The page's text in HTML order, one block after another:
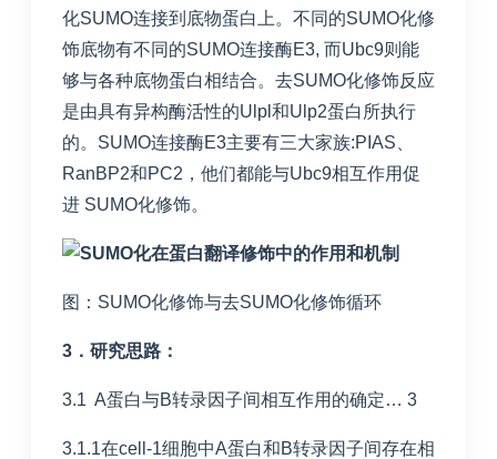
化SUMO连接到底物蛋白上。不同的SUMO化修
饰底物有不同的SUMO连接酶E3, 而Ubc9则能
够与各种底物蛋白相结合。去SUMO化修饰反应
是由具有异构酶活性的Ulpl和Ulp2蛋白所执行
的。SUMO连接酶E3主要有三大家族:PIAS、
RanBP2和PC2，他们都能与Ubc9相互作用促
进 SUMO化修饰。
图：SUMO化修饰与去SUMO化修饰循环
3 ．研究思路：
3.1 A蛋白与B转录因子间相互作用的确定… 3
3.1.1在cell-1细胞中A蛋白和B转录因子间存在相